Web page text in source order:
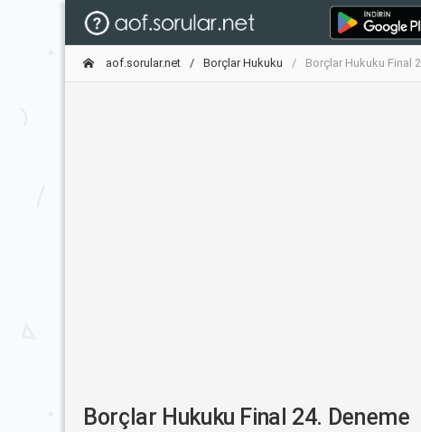
aof.sorular.net Borçlar Hukuku Borçlar Hukuku Final
Borçlar Hukuku Final 24. Deneme